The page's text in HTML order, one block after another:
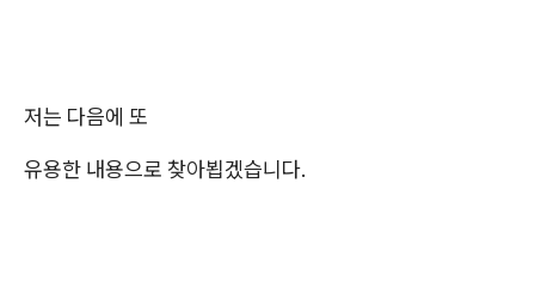
저는 다음에 또
유용한 내용으로 찾아뵙겠습니다.